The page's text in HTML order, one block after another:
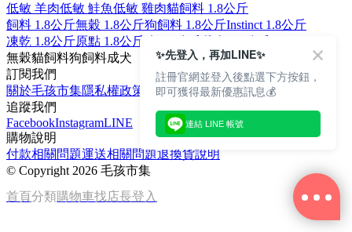
低敏 羊肉低敏 鮭魚低敏 雞肉貓飼料 1.8公斤
飼料 1.8公斤無穀 1.8公斤狗飼料 1.8公斤Instinct 1.8公斤
凍乾 1.8公斤原點 1.8公斤
無穀貓飼料狗飼料成犬
訂閱我們
關於毛孩市集隱私權政策
文章
追蹤我們
FacebookInstagramLINE
購物說明
付款相關問題運送相關問題退換貨說明
© Copyright 2026 毛孩市集
首頁分類購物車找店長登入
✨先登入，再加LINE✨
註冊官網並登入後點選下方按鈕，
即可獲得最新優惠訊息💰
連結 LINE 帳號